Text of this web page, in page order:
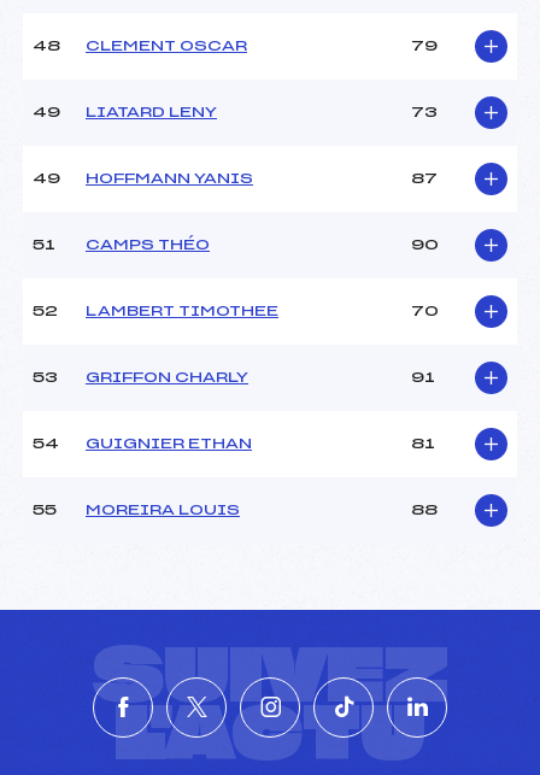
48 CLEMENT OSCAR 79
49 LIATARD LENY 73
49 HOFFMANN YANIS 87
51 CAMPS THÉO 90
52 LAMBERT TIMOTHEE 70
53 GRIFFON CHARLY 91
54 GUIGNIER ETHAN 81
55 MOREIRA LOUIS 88
SUIVEZ
L'ACTU